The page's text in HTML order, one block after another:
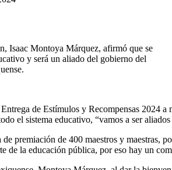
Isaac Montoya Márquez, afirmó que se
y será un aliado del gobierno del
de Estímulos y Recompensas 2024
el sistema educativo, “vamos a ser
premiación de 400 maestros y maestras,
de la educación pública, por eso hay un